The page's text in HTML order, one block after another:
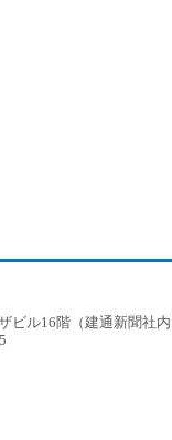
ビル16階（建通新聞社